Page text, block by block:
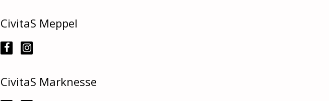
CivitaS Meppel
CivitaS Marknesse